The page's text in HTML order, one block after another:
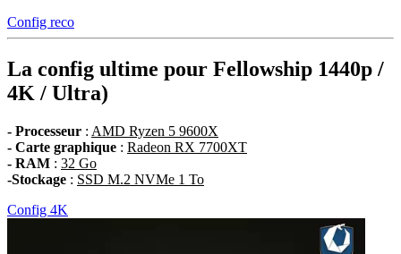
Config reco
La config ultime pour Fellowship 1440p /
4K / Ultra)
- Processeur : AMD Ryzen 5 9600X
- Carte graphique : Radeon RX 7700XT
- RAM : 32 Go
-Stockage : SSD M.2 NVMe 1 To
Config 4K